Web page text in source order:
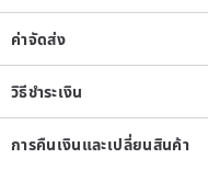
ค่าจัดส่ง
วิธีชำระเงิน
การคืนเงินและเปลี่ยนสินค้า